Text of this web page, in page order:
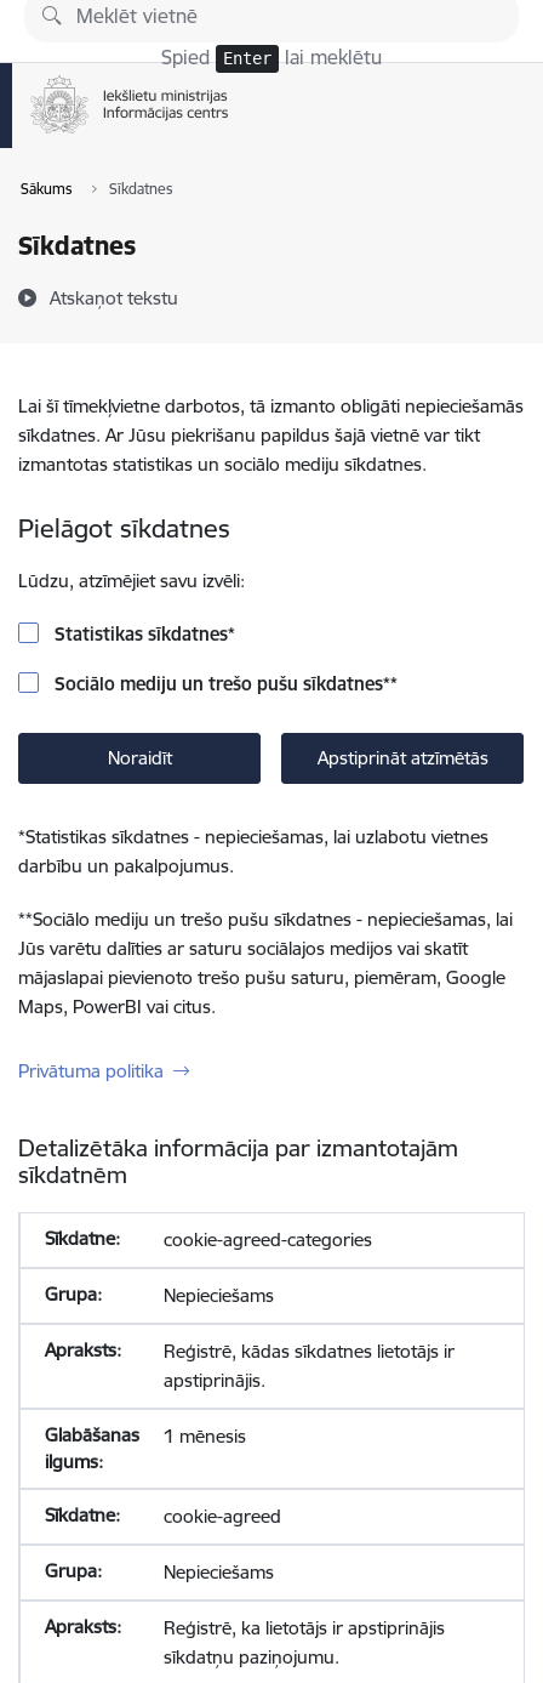
Pāriet uz lapas saturu
Spied Enter lai meklētu
Sākums Sīkdatnes
Sīkdatnes
Atskaņot tekstu
Lai šī tīmekļvietne darbotos, tā izmanto obligāti nepieciešamās
sīkdatnes. Ar Jūsu piekrišanu papildus šajā vietnē var tikt
izmantotas statistikas un sociālo mediju sīkdatnes.
Pielāgot sīkdatnes
Lūdzu, atzīmējiet savu izvēli:
Statistikas sīkdatnes*
Sociālo mediju un trešo pušu sīkdatnes**
Noraidīt Apstiprināt atzīmētās
*Statistikas sīkdatnes - nepieciešamas, lai uzlabotu vietnes
darbību un pakalpojumus.
**Sociālo mediju un trešo pušu sīkdatnes - nepieciešamas, lai
Jūs varētu dalīties ar saturu sociālajos medijos vai skatīt
mājaslapai pievienoto trešo pušu saturu, piemēram, Google
Maps, PowerBI vai citus.
Privātuma politika
Detalizētāka informācija par izmantotajām
sīkdatnēm
cookie-agreed-categories
Nepieciešams
Reģistrē, kādas sīkdatnes lietotājs ir
apstiprinājis.
1 mēnesis
cookie-agreed
Nepieciešams
Reģistrē, ka lietotājs ir apstiprinājis
sīkdatņu paziņojumu.